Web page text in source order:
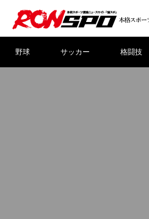
野球 サッカー 格闘技